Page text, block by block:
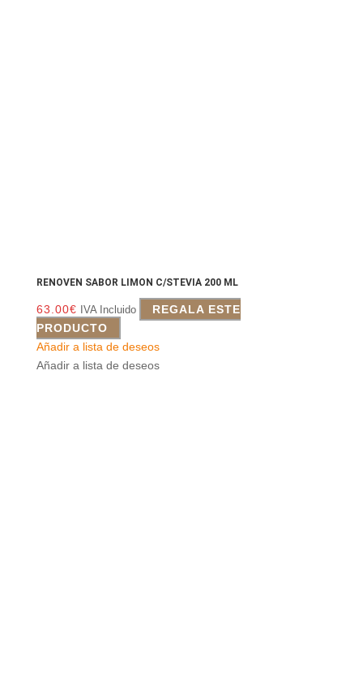
RENOVEN SABOR LIMON C/STEVIA 200 ML
63.00€ IVA Incluido
REGALA ESTE
PRODUCTO
Añadir a lista de deseos
Añadir a lista de deseos